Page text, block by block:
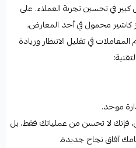
في تحسين تجربة العملاء. على
محمول في أحد المعارض،
في تقليل الانتظار وزيادة
موحد.
، فإنك لا تحسن من عملياتك فقط، بل
آفاق نجاح جديدة.